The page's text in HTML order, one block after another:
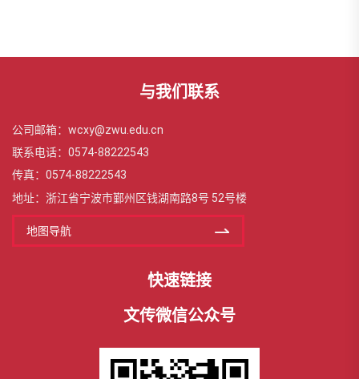
与我们联系
公司邮箱：wcxy@zwu.edu.cn
联系电话：0574-88222543
传真：0574-88222543
地址：浙江省宁波市鄞州区钱湖南路8号 52号楼
地图导航
快速链接
文传微信公众号